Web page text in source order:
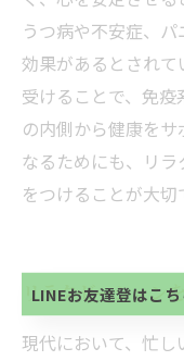
うつ病や不安症、
効果があるとされ
受けることで、免
の内側から健康を
なるためにも、リ
をつけることが大切
リラクゼーション
現代において、忙
初回 500円OFF
方、不必要な方
い。
LINEお友達登はこ
当サロンの公式
LINEお友達登はこ